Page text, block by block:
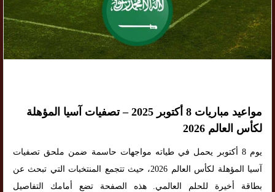
مواعيد مباريات 8 أكتوبر 2025 – تصفيات آسيا المؤهلة
لكأس العالم 2026
يوم 8 أكتوبر يحمل في طياته مواجهات حاسمة ضمن ملحق تصفيات
آسيا المؤهلة لكأس العالم 2026، حيث تتجمع المنتخبات التي تبحث عن
بطاقة أخيرة للحلم العالمي. هذه الصفحة تضع أمامك التفاصيل